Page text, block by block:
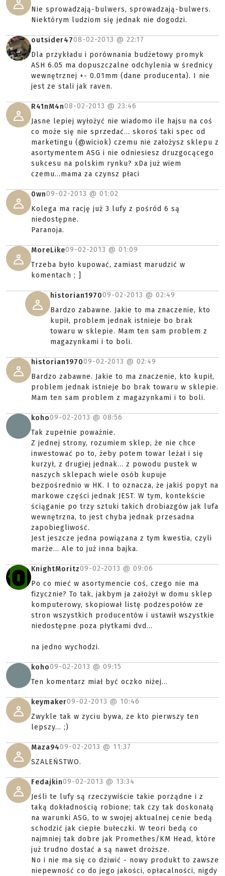
Nie sprowadzają-bulwers, sprowadzają-bulwers.
Niektórym ludziom się jednak nie dogodzi.
outsider4708-02-2013 @ 22:17
Dla przykładu i porównania budżetowy promyk
ASH 6.05 ma dopuszczalne odchylenia w średnicy
wewnętrznej +- 0.01mm (dane producenta). I nie
jest ze stali jak raven.
R41nM4n08-02-2013 @ 23:46
Jasne lepiej wyłożyć nie wiadomo ile hajsu na coś
co może się nie sprzedać... skoroś taki spec od
marketingu (@wiciok) czemu nie założysz sklepu z
asortymentem ASG i nie odniesiesz druzgocącego
sukcesu na polskim rynku? xDa już wiem
czemu...mama za czynsz płaci
0wn09-02-2013 @ 01:02
Kolega ma rację już 3 lufy z pośród 6 są
niedostępne.
Paranoja.
MoreLike09-02-2013 @ 01:09
Trzeba było kupować, zamiast marudzić w
komentach ; ]
historian197009-02-2013 @ 02:49
Bardzo zabawne. Jakie to ma znaczenie, kto
kupił, problem jednak istnieje bo brak
towaru w sklepie. Mam ten sam problem z
magazynkami i to boli.
historian197009-02-2013 @ 02:49
Bardzo zabawne. Jakie to ma znaczenie, kto kupił,
problem jednak istnieje bo brak towaru w sklepie.
Mam ten sam problem z magazynkami i to boli.
koho09-02-2013 @ 08:56
Tak zupełnie poważnie.
Z jednej strony, rozumiem sklep, że nie chce
inwestować po to, żeby potem towar leżał i się
kurzył, z drugiej jednak... z powodu pustek w
naszych sklepach wiele osób kupuje
bezpośrednio w HK. I to oznacza, że jakiś popyt na
markowe części jednak JEST. W tym, kontekście
ściąganie po trzy sztuki takich drobiazgów jak lufa
wewnętrzna, to jest chyba jednak przesadna
zapobiegliwość.
Jest jeszcze jedna powiązana z tym kwestia, czyli
marże... Ale to już inna bajka.
KnightMoritz09-02-2013 @ 09:06
Po co mieć w asortymencie coś, czego nie ma
fizycznie? To tak, jakbym ja założył w domu sklep
komputerowy, skopiował listę podzespołów ze
stron wszystkich producentów i ustawił wszystkie
niedostępne poza płytkami dvd...
na jedno wychodzi.
koho09-02-2013 @ 09:15
Ten komentarz miał być oczko niżej...
keymaker09-02-2013 @ 10:46
Zwykle tak w zyciu bywa, ze kto pierwszy ten
lepszy... ;)
Maza9409-02-2013 @ 11:37
SZALEŃSTWO.
Fedajkin09-02-2013 @ 13:34
Jeśli te lufy są rzeczywiście takie porządne i z
taką dokładnością robione; tak czy tak doskonałą
na warunki ASG, to w swojej aktualnej cenie bedą
schodzić jak ciepłe bułeczki. W teori bedą co
najmniej tak dobre jak Promethes/KM Head, które
już trudno dostać a są nawet droższe.
No i nie ma się co dziwić - nowy produkt to zawsze
niepewność co do jego jakości, opłacalności, nigdy